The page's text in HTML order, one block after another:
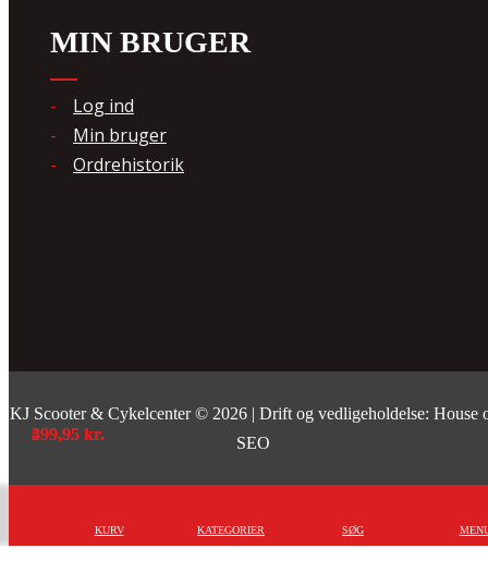
KURV KATEGORIER SØG
299,95kr.
499,95kr.
499,95kr.
599,95kr.
MIN BRUGER
Log ind
Min bruger
Ordrehistorik
KJ Scooter & Cykelcenter © 2026 | Drift og vedligeholdelse: House
SEO